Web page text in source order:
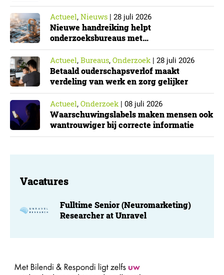
Actueel, Nieuws | 28 juli 2026
Nieuwe handreiking helpt
onderzoeksbureaus met
Cyberbeveiligingswet
Actueel, Bureaus, Onderzoek| 28 juli 2026
Betaald ouderschapsverlof maakt
verdeling van werk en zorg gelijker
Actueel, Onderzoek| 08 juli 2026
Waarschuwingslabels maken mensen ook
wantrouwiger bij correcte informatie
Vacatures
Fulltime Senior (Neuromarketing)
Researcher at Unravel